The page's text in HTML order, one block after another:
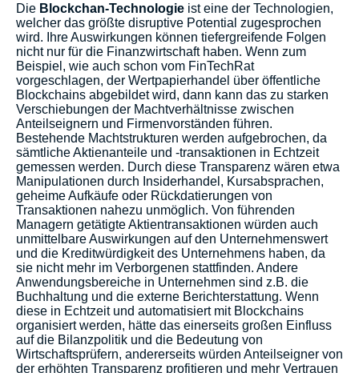
Die Blockchan-Technologie ist eine der Technologien,
welcher das größte disruptive Potential zugesprochen
wird. Ihre Auswirkungen können tiefergreifende Folgen
nicht nur für die Finanzwirtschaft haben. Wenn zum
Beispiel, wie auch schon vom FinTechRat
vorgeschlagen, der Wertpapierhandel über öffentliche
Blockchains abgebildet wird, dann kann das zu starken
Verschiebungen der Machtverhältnisse zwischen
Anteilseignern und Firmenvorständen führen.
Bestehende Machtstrukturen werden aufgebrochen, da
sämtliche Aktienanteile und -transaktionen in Echtzeit
gemessen werden. Durch diese Transparenz wären etwa
Manipulationen durch Insiderhandel, Kursabsprachen,
geheime Aufkäufe oder Rückdatierungen von
Transaktionen nahezu unmöglich. Von führenden
Managern getätigte Aktientransaktionen würden auch
unmittelbare Auswirkungen auf den Unternehmenswert
und die Kreditwürdigkeit des Unternehmens haben, da
sie nicht mehr im Verborgenen stattfinden. Andere
Anwendungsbereiche in Unternehmen sind z.B. die
Buchhaltung und die externe Berichterstattung. Wenn
diese in Echtzeit und automatisiert mit Blockchains
organisiert werden, hätte das einerseits großen Einfluss
auf die Bilanzpolitik und die Bedeutung von
Wirtschaftsprüfern, andererseits würden Anteilseigner von
der erhöhten Transparenz profitieren und mehr Vertrauen